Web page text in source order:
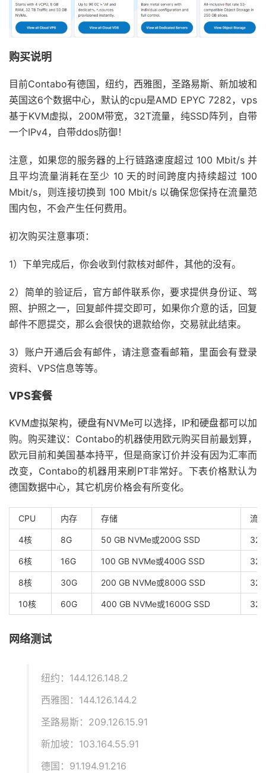
购买说明
目前Contabo有德国，纽约，西雅图，圣路易斯、新加坡和
英国这6个数据中心，默认的cpu是AMD EPYC 7282，vps
基于KVM虚拟，200M带宽，32T流量，纯SSD阵列，自带
一个IPv4，自带ddos防御！
注意，如果您的服务器的上行链路速度超过 100 Mbit/s 并
且平均流量消耗在至少 10 天的时间跨度内持续超过 100
Mbit/s，则连接切换到 100 Mbit/s 以确保您保持在流量范
围内包，不会产生任何费用。
初次购买注意事项：
1）下单完成后，你会收到付款核对邮件，其他的没有。
2）简单的验证后，官方邮件联系你，要求提供身份证、驾
照、护照之一，回复邮件提交即可，如果你介意的话，回复
邮件不愿提交，那么会很快的退款给你，交易就此结束。
3）账户开通后会有邮件，请注意查看邮箱，里面会有登录
资料、VPS信息等等。
VPS套餐
KVM虚拟架构，硬盘有NVMe可以选择，IP和硬盘都可以加
购。购买建议：Contabo的机器使用欧元购买目前最划算，
欧元目前和美国基本持平，但是商家订价并没有因为汇率而
改变，Contabo的机器用来刷PT非常好。下表价格默认为
德国数据中心，其它机房价格会有所变化。
CPU 内存 存储 流量
4核 8G 50 GB NVMe或200G SSD 32T
6核 16G 100 GB NVMe或400G SSD 32T
8核 30G 200 GB NVMe或800G SSD 32T
10核 60G 400 GB NVMe或1600G SSD 32T
网络测试
纽约：144.126.148.2
西雅图：144.126.144.2
圣路易斯：209.126.15.91
新加坡：103.164.55.91
德国：91.194.91.216